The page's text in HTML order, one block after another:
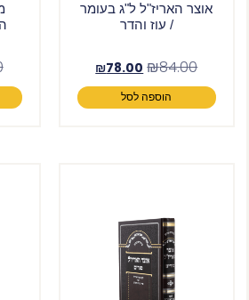
אוצר האריז"ל ל"ג בעומר
/ עוז והדר
₪84.00
₪78.00
הוספה לסל